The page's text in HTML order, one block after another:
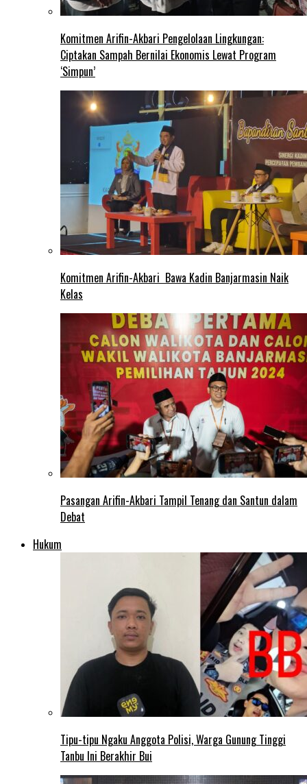
Komitmen Arifin-Akbari Pengelolaan Lingkungan:
Ciptakan Sampah Bernilai Ekonomis Lewat Program
‘Simpun’
Komitmen Arifin-Akbari Bawa Kadin Banjarmasin Naik
Kelas
Pasangan Arifin-Akbari Tampil Tenang dan Santun dalam
Debat
Hukum
Tipu-tipu Ngaku Anggota Polisi, Warga Gunung Tinggi
Tanbu Ini Berakhir Bui